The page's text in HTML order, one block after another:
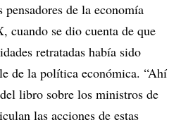
de la economía
cuando se dio cuenta de que
retratadas había sido
de la política económica. “Ahí
libro sobre los ministros de
las acciones de estas